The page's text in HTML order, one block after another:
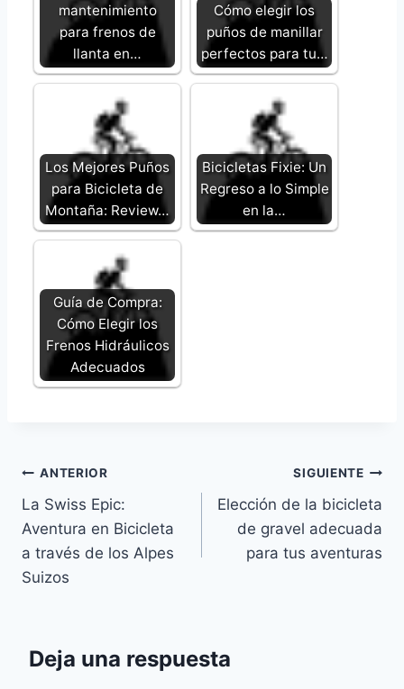
mantenimiento
para frenos de
llanta en…
Cómo elegir los
puños de manillar
perfectos para tu…
Los Mejores Puños
para Bicicleta de
Montaña: Review…
Bicicletas Fixie: Un
Regreso a lo Simple
en la…
Guía de Compra:
Cómo Elegir los
Frenos Hidráulicos
Adecuados
Navegación
de
entradas
ANTERIOR
La Swiss Epic:
Aventura en Bicicleta
a través de los Alpes
Suizos
SIGUIENTE
Elección de la bicicleta
de gravel adecuada
para tus aventuras
Deja una respuesta